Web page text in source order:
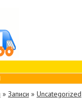
» Записи » Uncategorized